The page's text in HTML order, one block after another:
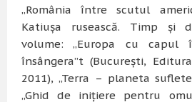
„România între scutul
Katiuşa rusească. Timp şi
volume: „Europa cu
însângera”t (Bucureşti,
2011), „Terra – planeta
„Ghid de iniţiere pentru